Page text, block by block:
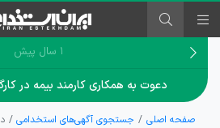
۱ سال پیش
دعوت به همکاری کارمند بیمه در
صفحه اصلی جستجوی آگهی‌های استخدامی